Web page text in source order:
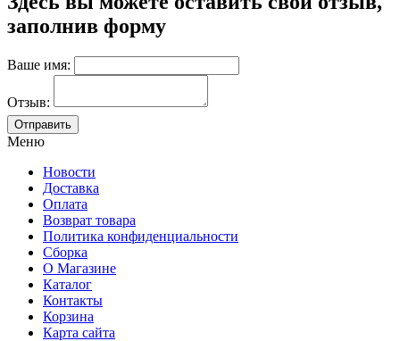
заполнив форму
Ваше имя:
Отзыв:
Меню
Новости
Доставка
Оплата
Возврат товара
Политика конфиденциальности
Сборка
О Магазине
Каталог
Контакты
Корзина
Карта сайта